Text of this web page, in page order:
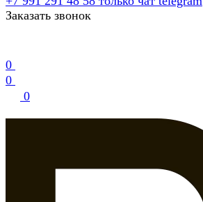
Заказать звонок
0
0
0